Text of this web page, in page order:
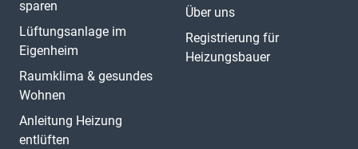
sparen
Lüftungsanlage im
Eigenheim
Raumklima & gesundes
Wohnen
Anleitung Heizung
entlüften
Über uns
Registrierung für
Heizungsbauer